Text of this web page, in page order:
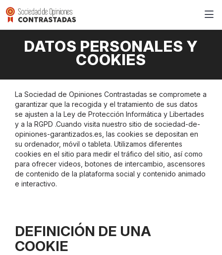
DATOS PERSONALES Y
COOKIES
La Sociedad de Opiniones Contrastadas se compromete a
garantizar que la recogida y el tratamiento de sus datos
se ajusten a la Ley de Protección Informática y Libertades
y a la RGPD .Cuando visita nuestro sitio de sociedad-de-
opiniones-garantizados.es, las cookies se depositan en
su ordenador, móvil o tableta. Utilizamos diferentes
cookies en el sitio para medir el tráfico del sitio, así como
para ofrecer videos, botones de intercambio, ascensores
de contenido de la plataforma social y contenido animado
e interactivo.
DEFINICIÓN DE UNA
COOKIE